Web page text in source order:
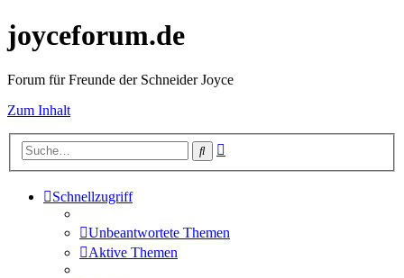
joyceforum.de
Forum für Freunde der Schneider Joyce
Zum Inhalt
Suche
Schnellzugriff
Unbeantwortete Themen
Aktive Themen